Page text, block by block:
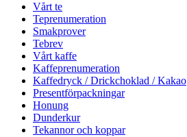
Vårt te
Teprenumeration
Smakprover
Tebrev
Vårt kaffe
Kaffeprenumeration
Kaffedryck / Drickchoklad / Kakao
Presentförpackningar
Honung
Dunderkur
Tekannor och koppar